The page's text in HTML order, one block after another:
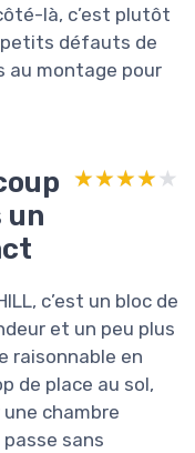
là, c’est plutôt
défauts de
au montage pour
un
★★★★★
★★★★★
c’est un bloc de
et un peu plus
raisonnable en
de place au sol,
une chambre
sans